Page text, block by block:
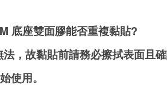
底座雙面膠能否重複黏貼?
，故黏貼前請務必擦拭表面且
使用。